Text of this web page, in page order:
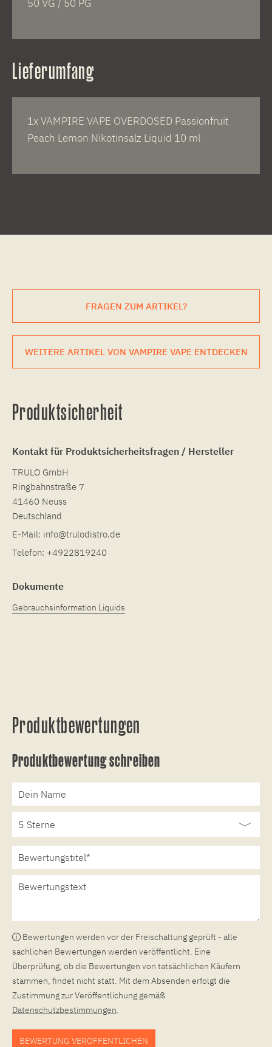
50 VG / 50 PG
Lieferumfang
1x VAMPIRE VAPE OVERDOSED Passionfruit
Peach Lemon Nikotinsalz Liquid 10 ml
FRAGEN ZUM ARTIKEL?
WEITERE ARTIKEL VON VAMPIRE VAPE ENTDECKEN
Produktsicherheit
Kontakt für Produktsicherheitsfragen / Hersteller
TRULO GmbH
Ringbahnstraße 7
41460 Neuss
Deutschland
E-Mail: info@trulodistro.de
Telefon: +4922819240
Dokumente
Gebrauchsinformation Liquids
Produktbewertungen
Produktbewertung schreiben
Bewertungen werden vor der Freischaltung geprüft - alle
sachlichen Bewertungen werden veröffentlicht. Eine
Überprüfung, ob die Bewertungen von tatsächlichen Käufern
stammen, findet nicht statt. Mit dem Absenden erfolgt die
Zustimmung zur Veröffentlichung gemäß
Datenschutzbestimmungen.
BEWERTUNG VERÖFFENTLICHEN